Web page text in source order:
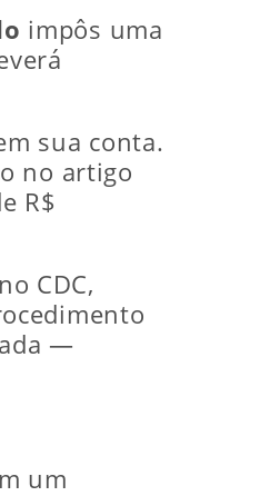
impôs uma
sua conta.
no artigo
R$
CDC,
—
um